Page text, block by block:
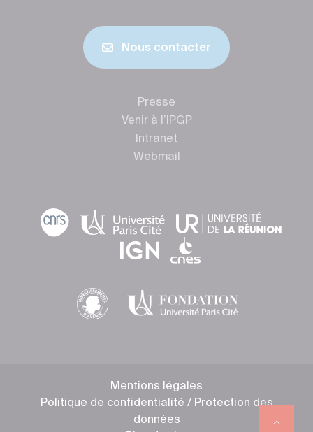
Nous contacter
Presse
Venir à l’IPGP
Intranet
Webmail
Mentions légales
Politique de confidentialité / Protection des
données